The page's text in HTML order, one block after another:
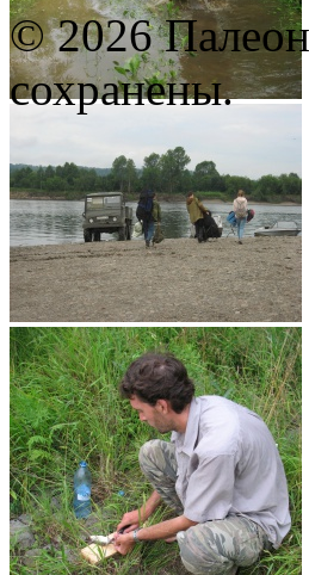
© 2026
сохранены.